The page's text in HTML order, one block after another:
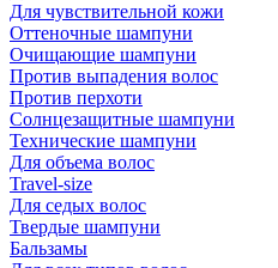
Для чувствительной кожи
Оттеночные шампуни
Очищающие шампуни
Против выпадения волос
Против перхоти
Солнцезащитные шампуни
Технические шампуни
Для объема волос
Travel-size
Для седых волос
Твердые шампуни
Бальзамы